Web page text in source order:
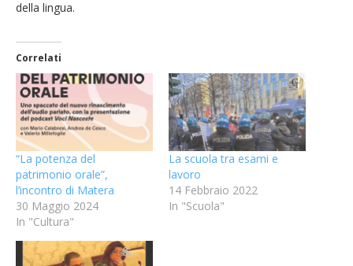
della lingua.
Correlati
“La potenza del
patrimonio orale”,
l’incontro di Matera
30 Maggio 2024
In "Cultura"
La scuola tra esami e
lavoro
14 Febbraio 2022
In "Scuola"